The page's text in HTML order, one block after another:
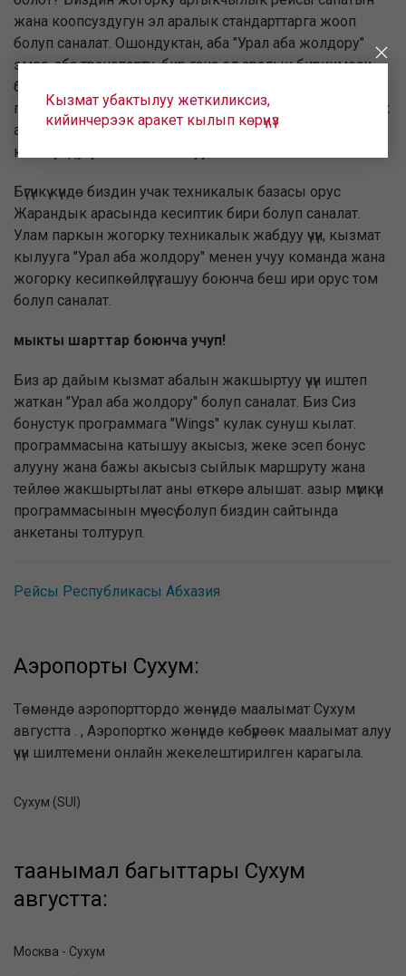
жана коопсуздугун эл аралык стандарттарга жооп
болуп саналат. Ошондуктан, аба "Урал аба жолдору"
эмес, аба транспорту, бир гана эл аралык бирикмеси
болуп саналат, ал эми ошондой эле үзгүлтүксүз IOSA аудит
программасы өттү - аба транспорту жаатындагы дүйнөлүк
авиация өнөр жайы өнүккөн стандарттуу жана алардын
коопсуздугун камсыз кылуу.
Бүгүнкү күндө биздин учак техникалык базасы орус
Жарандык арасында кесиптик бири болуп саналат.
Улам паркын жогорку техникалык жабдуу үчүн, кызмат
кылууга "Урал аба жолдору" менен учуу команда жана
жогорку кесипкөйлүгү ташуу боюнча беш ири орус том
болуп саналат.
мыкты шарттар боюнча учуп!
Биз ар дайым кызмат абалын жакшыртуу үчүн иштеп
жаткан "Урал аба жолдору" болуп саналат. Биз Сиз
бонустук программага "Wings" кулак сунуш кылат.
программасына катышуу акысыз, жеке эсеп бонус
алууну жана бажы акысыз сыйлык маршруту жана
тейлөө жакшыртылат аны өткөрө алышат. азыр мүмкүн
программасынын мүчөсү болуп биздин сайтында
анкетаны толтуруп.
Рейсы Республикасы Абхазия
Аэропорты Сухум:
Төмөндө аэропорттордо жөнүндө маалымат Сухум
августта . , Аэропортко жөнүндө көбүрөөк маалымат алуу
үчүн шилтемени онлайн жекелештирилген карагыла.
Сухум (SUI)
таанымал багыттары Сухум
августта:
Москва - Сухум
Кызмат убактылуу жеткиликсиз,
кийинчерээк аракет кылып көрүңүз